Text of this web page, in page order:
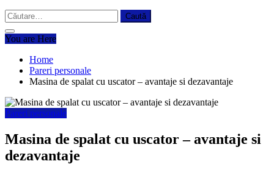
Caută
după:
You are Here
Home
Pareri personale
Masina de spalat cu uscator – avantaje si dezavantaje
Pareri personale
Masina de spalat cu uscator – avantaje si
dezavantaje